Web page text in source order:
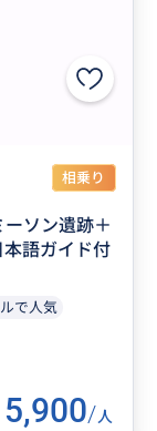
相乗り
ーソン遺跡＋
語ガイド付
で人気
/人